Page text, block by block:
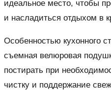
идеальное место, чтобы
и насладиться отдыхом в
Особенностью кухонного
съемная велюровая
постирать при
чистку и поддержание